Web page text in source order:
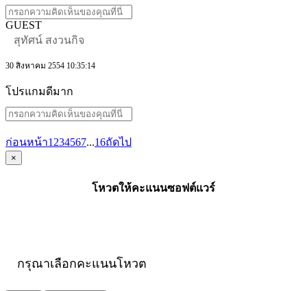
GUEST
สุทัศน์ สงวนกิจ
30 สิงหาคม 2554 10:35:14
โปรแกมดีมาก
ก่อนหน้า1 234567...16ถัดไป
×
โหวตให้คะแนนซอฟต์แวร์
กรุณาเลือกคะแนนโหวต